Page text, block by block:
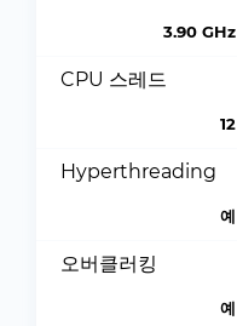
3.90 GHz
CPU 스레드
12
Hyperthreading
예
오버클러킹
예